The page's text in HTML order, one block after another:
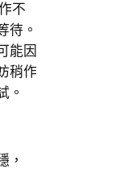
不
待。
能因
稍作
。
，